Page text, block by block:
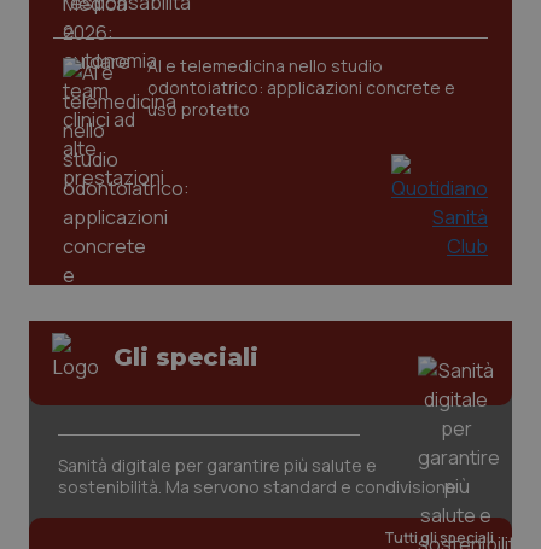
AI e telemedicina nello studio
odontoiatrico: applicazioni concrete e
uso protetto
Gli speciali
Sanità digitale per garantire più salute e
sostenibilità. Ma servono standard e condivisione
Tutti gli speciali
www.quotidianosanita.it